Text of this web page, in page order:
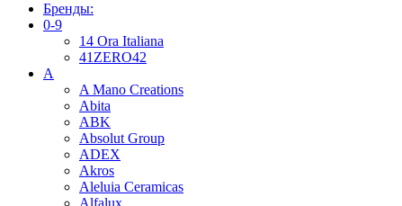
Бренды:
0-9
14 Ora Italiana
41ZERO42
A
A Mano Creations
Abita
ABK
Absolut Group
ADEX
Akros
Aleluia Ceramicas
Alfalux